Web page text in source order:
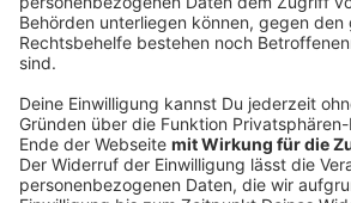
zu Rockern und zur Hooligan-Szene
Düsseldorf, wie in dem
Gründer von "Mönchengladbach
Scharnier zwischen der
Hooligan-Szene. "Begleitschutz
aus der Rocker-, Türsteher- und
der Gruppe "Besorgte Bürger Herne"